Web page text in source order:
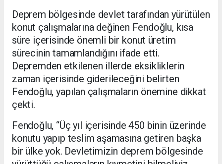
Deprem bölgesinde devlet tarafından yürütülen
konut çalışmalarına değinen Fendoğlu, kısa
süre içerisinde önemli bir konut üretim
sürecinin tamamlandığını ifade etti.
Depremden etkilenen illerde eksikliklerin
zaman içerisinde giderileceğini belirten
Fendoğlu, yapılan çalışmaların önemine dikkat
çekti.
Fendoğlu, “Üç yıl içerisinde 450 binin üzerinde
konutu yapıp teslim aşamasına getiren başka
bir ülke yok. Devletimizin deprem bölgesinde